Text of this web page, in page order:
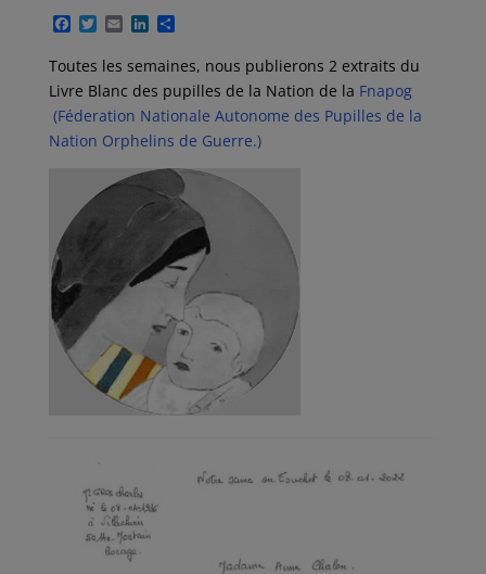
F
c
e
b
o
o
k
T
i
t
t
e
r
E
a
l
L
n
k
e
d
I
n
P
r
t
a
g
e
r
Toutes les semaines, nous publierons 2 extraits du
Livre Blanc des pupilles de la Nation de la Fnapog
(Féderation Nationale Autonome des Pupilles de la
Nation Orphelins de Guerre.)